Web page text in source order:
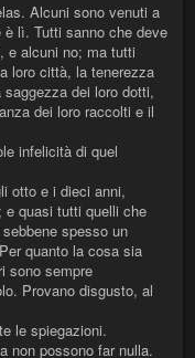
Alcuni sono venuti a
lì. Tutti sanno che deve
e alcuni no; ma tutti
loro città, la tenerezza
dei loro dotti,
dei loro raccolti e il
infelicità di quel
otto e i dieci anni,
e quasi tutti quelli che
spesso un
quanto la cosa sia
sono sempre
Provano disgusto, al
le spiegazioni.
non possono far nulla.